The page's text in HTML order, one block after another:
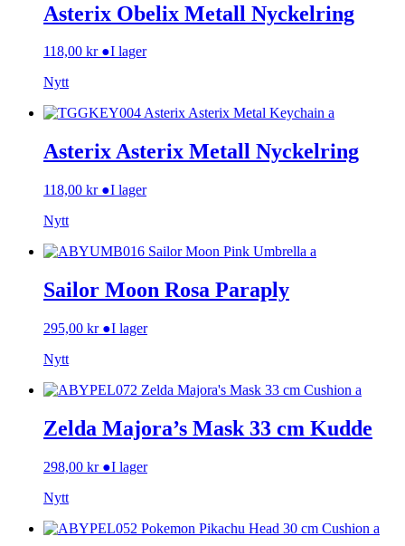
Asterix Obelix Metall Nyckelring
118,00 kr ●I lager
Nytt
Asterix Asterix Metall Nyckelring
118,00 kr ●I lager
Nytt
Sailor Moon Rosa Paraply
295,00 kr ●I lager
Nytt
Zelda Majora’s Mask 33 cm Kudde
298,00 kr ●I lager
Nytt